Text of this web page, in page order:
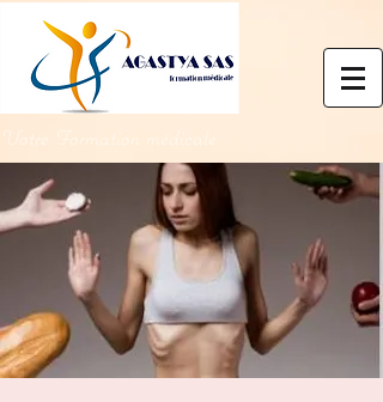
Votre Formation médicale